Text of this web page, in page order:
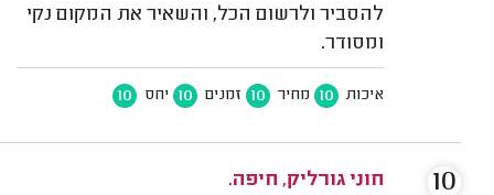
להסביר ולרשום הכל, והשאיר את המקום נקי
ומסודר.
איכות 10 מחיר 10 זמנים 10 יחס 10
חוני גורליק, חיפה. 10